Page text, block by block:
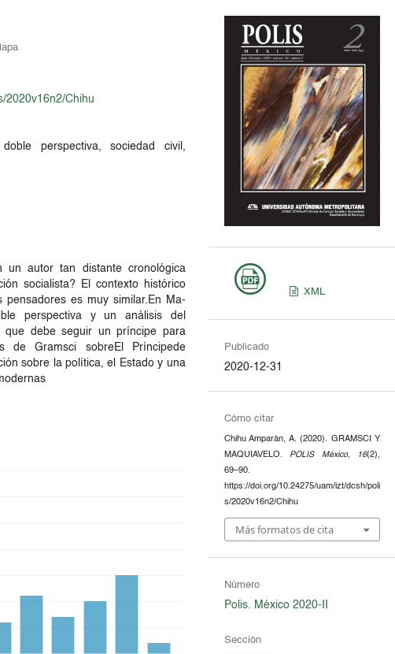
2020v16n2/Chihu
perspectiva, sociedad civil,
un autor tan distante cronológica
socialista? El contexto histórico
es muy similar.En Ma-
perspectiva y un análisis del
que debe seguir un príncipe para
de Gramsci sobreEl Príncipede
sobre la política, el Estado y una
XML
Publicado
2020-12-31
Cómo citar
Chihu Amparán, A. (2020). GRAMSCI Y
MAQUIAVELO. POLIS México, 16(2),
69–90.
https://doi.org/10.24275/uam/izt/dcsh/poli
s/2020v16n2/Chihu
Más formatos de cita
Número
Polis. México 2020-II
Sección